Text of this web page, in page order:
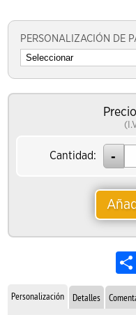
PERSONALIZACIÓN DE
Cantidad:
Personalización Detalles